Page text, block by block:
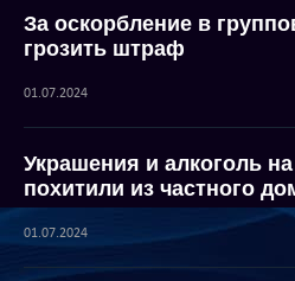
За оскорбление в
грозить штраф
01.07.2024
Украшения и алкоголь
похитили из частного
01.07.2024